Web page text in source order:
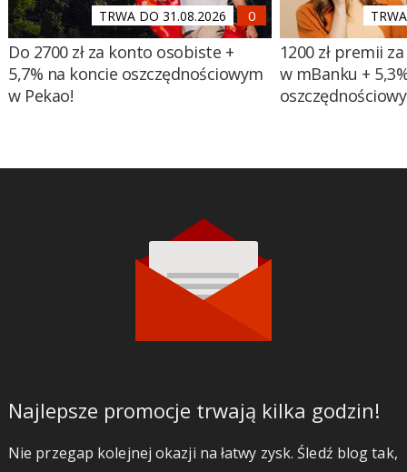
TRWA DO 31.08.2026
Do 2700 zł za konto osobiste +
5,7% na koncie oszczędnościowym
w Pekao!
1200 zł premii
w mBanku +
Najlepsze promocje trwają kilka godzin!
Nie przegap kolejnej okazji na łatwy zysk. Śledź blog tak,